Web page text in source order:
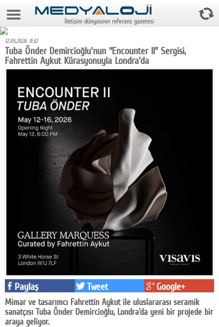
7 Ağustos 2026 3:51:47
Foto Galeri
Video Galeri
Gazeteler
Medya
Reyting-tiraj
Teknoloji
Televizyon
Youtube
Polemik
İletişim dünyasının referans gazetesi
12.05.2026 11:32
Tuba Önder Demircioğlu'nun “Encounter II” Sergisi,
Fahrettin Aykut Kürasyonuyla Londra'da
Paylaş Tweet Google+
Mimar ve tasarımcı Fahrettin Aykut ile uluslararası seramik
sanatçısı Tuba Önder Demircioğlu, Londra'da yeni bir projede bir
araya geliyor.